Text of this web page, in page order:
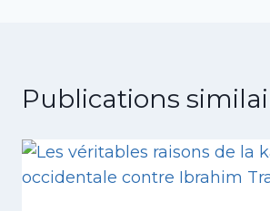
Publications